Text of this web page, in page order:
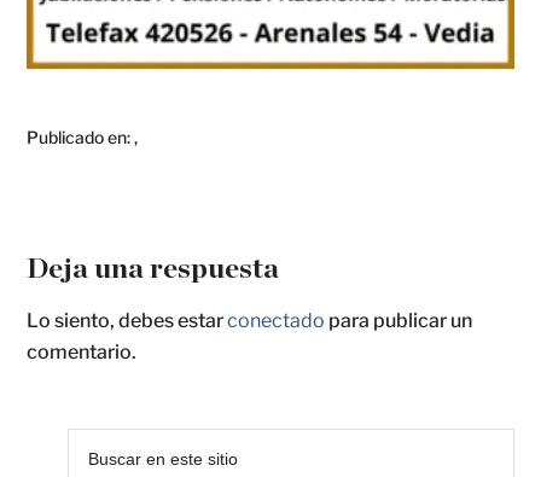
Publicado en:,
Deja una respuesta
Lo siento, debes estarconectado para publicar un
comentario.